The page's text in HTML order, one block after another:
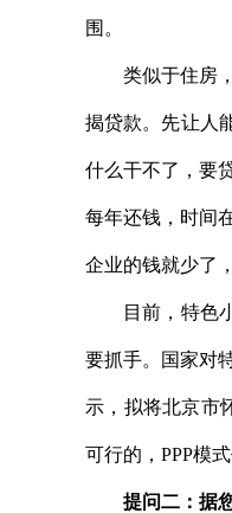
围。
类似于住房，
揭贷款。先让人
什么干不了，要
每年还钱，时间
企业的钱就少了
目前，特色小(
要抓手。国家对
示，拟将北京市
可行的，PPP模
提问二：据